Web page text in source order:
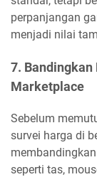
perpanjangan
menjadi nilai
7. Bandingkan
Marketplace
Sebelum
survei harga di
seperti tas,